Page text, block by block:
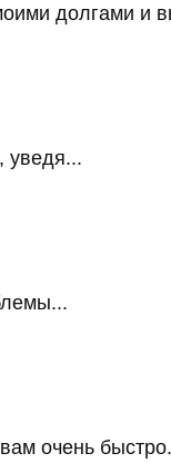
долгами и
уведя...
очень